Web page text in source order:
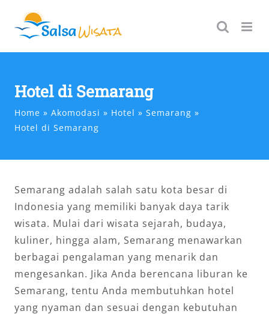
content
Hotel di Semarang
Home Akomodasi Hotel
Semarang
Hotel di Semarang
Semarang adalah salah satu kota besar di
Indonesia yang memiliki banyak daya tarik
wisata. Mulai dari wisata sejarah, budaya,
kuliner, hingga alam, Semarang menawarkan
berbagai pengalaman yang menarik dan
mengesankan. Jika Anda berencana liburan ke
Semarang, tentu Anda membutuhkan hotel
yang nyaman dan sesuai dengan kebutuhan